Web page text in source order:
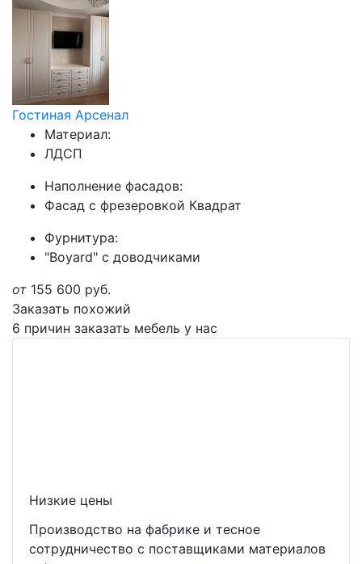
Гостиная Арсенал
Материал:
ЛДСП
Наполнение фасадов:
Фасад с фрезеровкой Квадрат
Фурнитура:
"Boyard" с доводчиками
от 155 600 руб.
Заказать похожий
6 причин заказать мебель у нас
Низкие цены
Производство на фабрике и тесное
сотрудничество с поставщиками материалов